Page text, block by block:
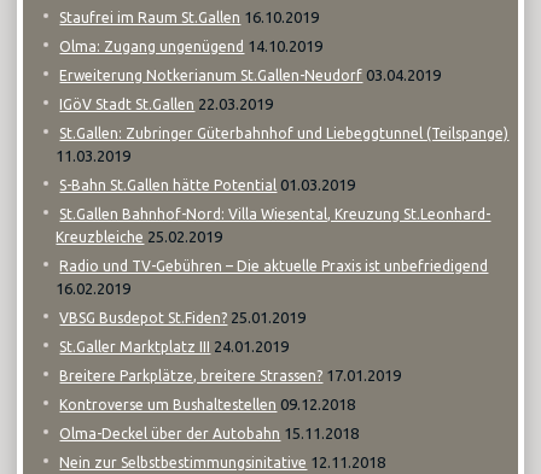
Staufrei im Raum St.Gallen 16.10.2019
Olma: Zugang ungenügend 14.10.2019
Erweiterung Notkerianum St.Gallen-Neudorf 03.04.2019
IGöV Stadt St.Gallen 22.03.2019
St.Gallen: Zubringer Güterbahnhof und Liebeggtunnel (Teilspange)
11.03.2019
S-Bahn St.Gallen hätte Potential 01.03.2019
St.Gallen Bahnhof-Nord: Villa Wiesental, Kreuzung St.Leonhard-
Kreuzbleiche 25.02.2019
Radio und TV-Gebühren – Die aktuelle Praxis ist unbefriedigend
16.02.2019
VBSG Busdepot St.Fiden? 25.01.2019
St.Galler Marktplatz III 24.01.2019
Breitere Parkplätze, breitere Strassen? 17.01.2019
Kontroverse um Bushaltestellen 09.12.2018
Olma-Deckel über der Autobahn 15.11.2018
Nein zur Selbstbestimmungsinitative 12.11.2018